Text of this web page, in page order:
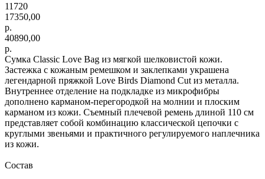
11720
17350,00
р.
40890,00
р.
Сумка Classic Love Bag из мягкой шелковистой кожи.
Застежка с кожаным ремешком и заклепками украшена
легендарной пряжкой Love Birds Diamond Cut из металла.
Внутреннее отделение на подкладке из микрофибры
дополнено карманом-перегородкой на молнии и плоским
карманом из кожи. Съемный плечевой ремень длиной 110 см
представляет собой комбинацию классической цепочки с
круглыми звеньями и практичного регулируемого наплечника
из кожи.
Состав